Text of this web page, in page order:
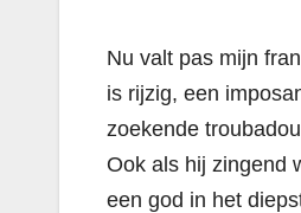
Nu valt pas mijn
is rijzig, een
zoekende
Ook als hij zingend
een god in het